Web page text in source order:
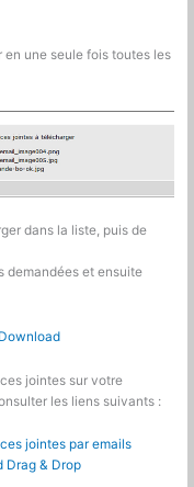
une seule fois toutes les
dans la liste, puis de
demandées et ensuite
jointes sur votre
les liens suivants :
jointes par emails
Drag & Drop